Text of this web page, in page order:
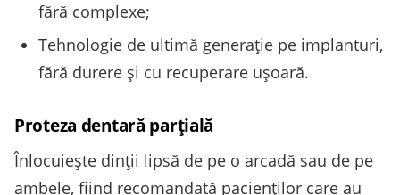
fără complexe;
Tehnologie de ultimă generație pe implanturi,
fără durere și cu recuperare ușoară.
Proteza dentară parțială
Înlocuiește dinții lipsă de pe o arcadă sau de pe
ambele, fiind recomandată pacienților care au